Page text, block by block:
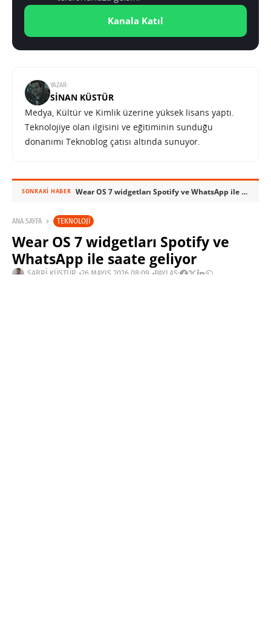
Kanala Katıl
YAZAR:
SINAN KÜSTÜR
Medya, Kültür ve Kimlik üzerine yüksek lisans yaptı.
Teknolojiye olan ilgisini ve eğitiminin sunduğu
donanımı Teknoblog çatısı altında sunuyor.
SONRAKI HABER Wear OS 7 widgetları Spotify ve WhatsApp ile saate geliyor
ANA SAYFA TEKNOLOJI
Wear OS 7 widgetları Spotify ve
WhatsApp ile saate geliyor
SABRI KÜSTÜR 26 MAYIS 2026 08:09 PAYLAŞ: